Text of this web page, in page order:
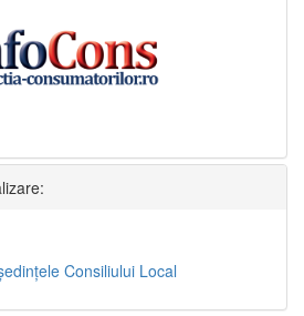
Consiliului Local